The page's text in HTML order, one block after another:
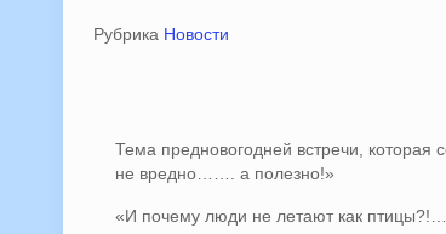
Рубрика Новости
Тема предновогодней встречи,
не вредно……. а полезно!»
«И почему люди не летают как